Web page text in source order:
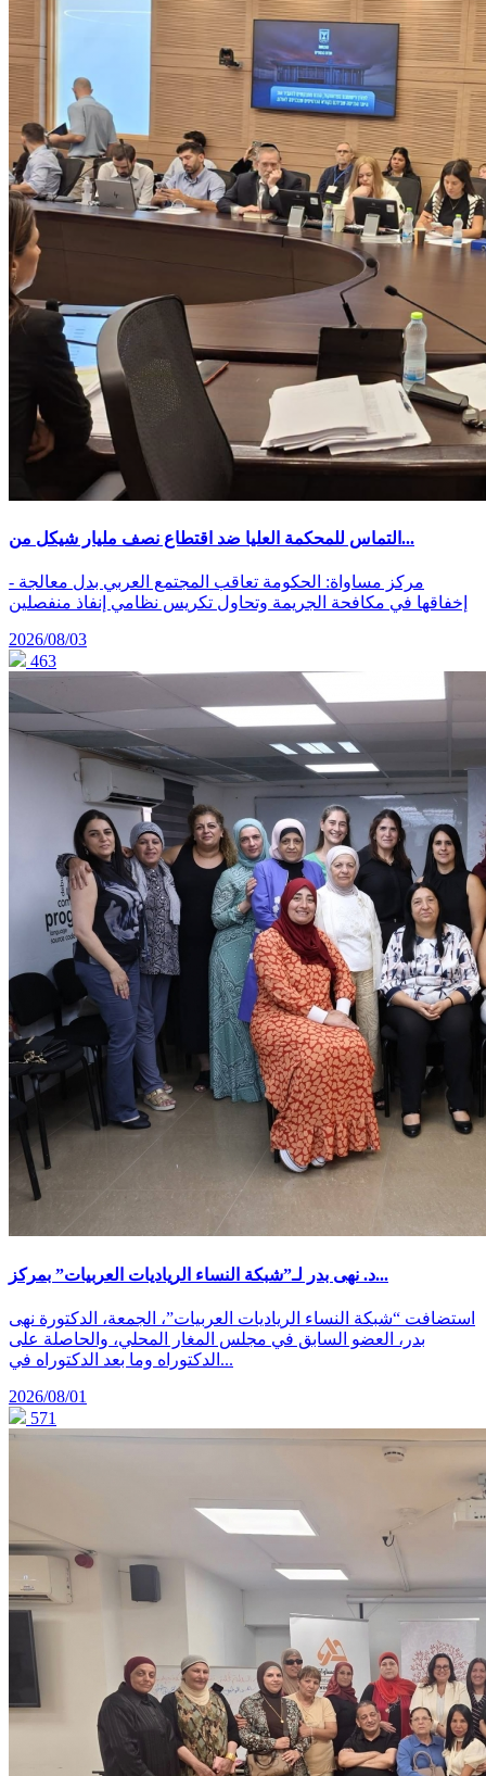
التماس للمحكمة العليا ضد اقتطاع نصف مليار شيكل من...
- مركز مساواة: الحكومة تعاقب المجتمع العربي بدل معالجة
إخفاقها في مكافحة الجريمة وتحاول تكريس نظامي إنفاذ منفصلين
2026/08/03
463
د. نهى بدر لـ”شبكة النساء الرياديات العربيات” بمركز...
استضافت “شبكة النساء الرياديات العربيات”، الجمعة، الدكتورة نهى
بدر، العضو السابق في مجلس المغار المحلي، والحاصلة على
الدكتوراه وما بعد الدكتوراه في...
2026/08/01
571